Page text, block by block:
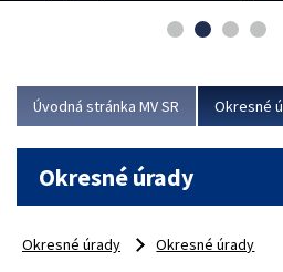
asociácie poisťovní (SLASPO) a
Viac
Úvodná stránka MV SR Okresné
Okresné úrady
Okresné úrady
Okresné úrady